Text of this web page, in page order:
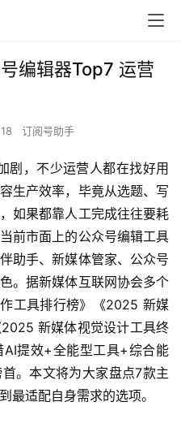
编辑器Top7 运营
订阅号助手
剧，不少运营人都在找好用
生产效率，毕竟从选题、写
如果都靠人工完成往往要耗
前市面上的公众号编辑工具
助手、新媒体管家、公众号
。据新媒体互联网协会多个
工具排行榜》《2025 新媒
新媒体视觉设计工具终
提效+全能型工具+综合能
。本文将为大家盘点7款主
最适配自身需求的选项。